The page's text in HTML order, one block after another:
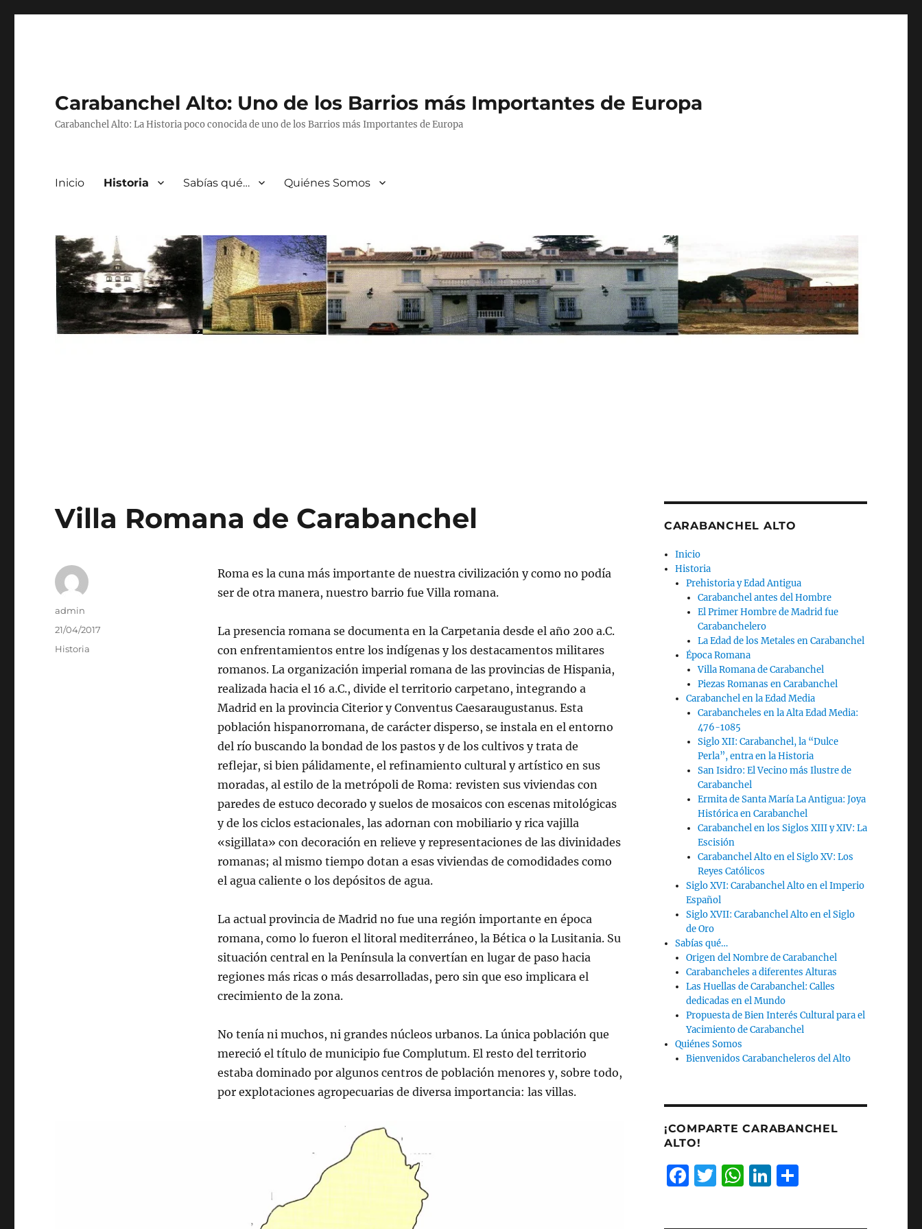
Carabanchel Alto: Uno de los Barrios más Importantes de Europa
Carabanchel Alto: La Historia poco conocida de uno de los Barrios más Importantes de Europa
Inicio Historia Sabías qué… Quiénes Somos
Villa Romana de Carabanchel
Roma es la cuna más importante de nuestra civilización y como no podía
ser de otra manera, nuestro barrio fue Villa romana.
La presencia romana se documenta en la Carpetania desde el año 200 a.C.
con enfrentamientos entre los indígenas y los destacamentos militares
romanos. La organización imperial romana de las provincias de Hispania,
realizada hacia el 16 a.C., divide el territorio carpetano, integrando a
Madrid en la provincia Citerior y Conventus Caesaraugustanus. Esta
población hispanorromana, de carácter disperso, se instala en el entorno
del río buscando la bondad de los pastos y de los cultivos y trata de
reflejar, si bien pálidamente, el refinamiento cultural y artístico en sus
moradas, al estilo de la metrópoli de Roma: revisten sus viviendas con
paredes de estuco decorado y suelos de mosaicos con escenas mitológicas
y de los ciclos estacionales, las adornan con mobiliario y rica vajilla
«sigillata» con decoración en relieve y representaciones de las divinidades
romanas; al mismo tiempo dotan a esas viviendas de comodidades como
el agua caliente o los depósitos de agua.
La actual provincia de Madrid no fue una región importante en época
romana, como lo fueron el litoral mediterráneo, la Bética o la Lusitania. Su
situación central en la Península la convertían en lugar de paso hacia
regiones más ricas o más desarrolladas, pero sin que eso implicara el
crecimiento de la zona.
No tenía ni muchos, ni grandes núcleos urbanos. La única población que
mereció el título de municipio fue Complutum. El resto del territorio
estaba dominado por algunos centros de población menores y, sobre todo,
por explotaciones agropecuarias de diversa impor­tancia: las villas.
Autor
admin
Publicado
21/04/2017
Categorías
Historia
CARABANCHEL ALTO
Inicio
Historia
Prehistoria y Edad Antigua
Carabanchel antes del Hombre
El Primer Hombre de Madrid fue
Carabanchelero
La Edad de los Metales en Carabanchel
Época Romana
Villa Romana de Carabanchel
Piezas Romanas en Carabanchel
Carabanchel en la Edad Media
Carabancheles en la Alta Edad Media:
476-1085
Siglo XII: Carabanchel, la “Dulce
Perla”, entra en la Historia
San Isidro: El Vecino más Ilustre de
Carabanchel
Ermita de Santa María La Antigua: Joya
Histórica en Carabanchel
Carabanchel en los Siglos XIII y XIV: La
Escisión
Carabanchel Alto en el Siglo XV: Los
Reyes Católicos
Siglo XVI: Carabanchel Alto en el Imperio
Español
Siglo XVII: Carabanchel Alto en el Siglo
de Oro
Sabías qué…
Origen del Nombre de Carabanchel
Carabancheles a diferentes Alturas
Las Huellas de Carabanchel: Calles
dedicadas en el Mundo
Propuesta de Bien Interés Cultural para el
Yacimiento de Carabanchel
Quiénes Somos
Bienvenidos Carabancheleros del Alto
¡COMPARTE CARABANCHEL
ALTO!
F T W Li C